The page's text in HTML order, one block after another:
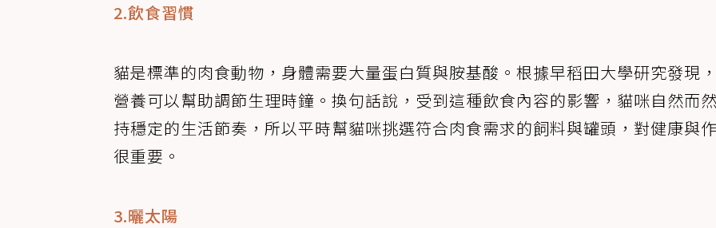
2.飲食習慣
貓是標準的肉食動物，身體需要大量蛋白質與胺基酸。根據早稻田大學研究發現
營養可以幫助調節生理時鐘。換句話說，受到這種飲食內容的影響，貓咪自然而
持穩定的生活節奏，所以平時幫貓咪挑選符合肉食需求的飼料與罐頭，對健康與
很重要。
3.曬太陽